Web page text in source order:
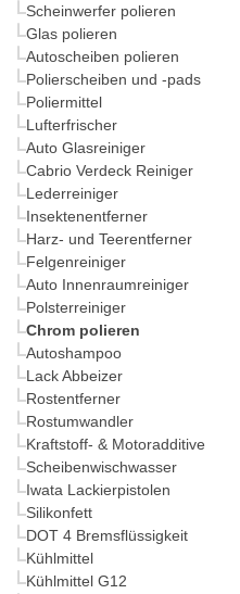
Scheinwerfer polieren
Glas polieren
Autoscheiben polieren
Polierscheiben und -pads
Poliermittel
Lufterfrischer
Auto Glasreiniger
Cabrio Verdeck Reiniger
Lederreiniger
Insektenentferner
Harz- und Teerentferner
Felgenreiniger
Auto Innenraumreiniger
Polsterreiniger
Chrom polieren
Autoshampoo
Lack Abbeizer
Rostentferner
Rostumwandler
Kraftstoff- & Motoradditive
Scheibenwischwasser
Iwata Lackierpistolen
Silikonfett
DOT 4 Bremsflüssigkeit
Kühlmittel
Kühlmittel G12